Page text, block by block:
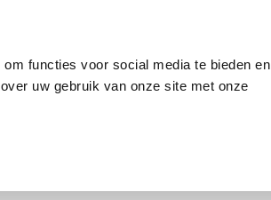
functies voor social media te bieden en
uw gebruik van onze site met onze